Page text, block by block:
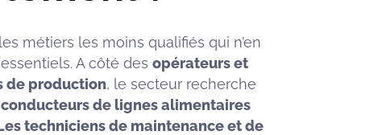
métiers les moins qualifiés qui n’en
A côté des opérateurs et
de production, le secteur recherche
conducteurs de lignes alimentaires
techniciens de maintenance et de